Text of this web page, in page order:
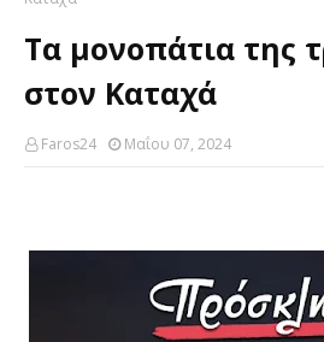
Τα μονοπάτια της
στον Καταχά
Faros24 Μαΐου 07, 2024